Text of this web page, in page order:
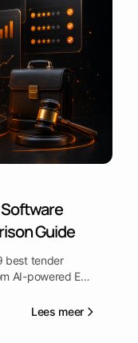
Guide
best tender
AI-powered EU
to help
Lees meer